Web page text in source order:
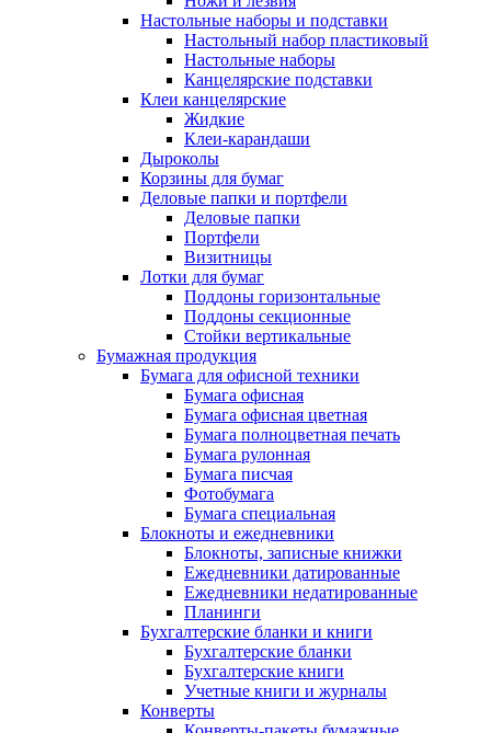
Настольные наборы и подставки
Настольный набор пластиковый
Настольные наборы
Канцелярские подставки
Клеи канцелярские
Жидкие
Клеи-карандаши
Дыроколы
Корзины для бумаг
Деловые папки и портфели
Деловые папки
Портфели
Визитницы
Лотки для бумаг
Поддоны горизонтальные
Поддоны секционные
Стойки вертикальные
Бумажная продукция
Бумага для офисной техники
Бумага офисная
Бумага офисная цветная
Бумага полноцветная печать
Бумага рулонная
Бумага писчая
Фотобумага
Бумага специальная
Блокноты и ежедневники
Блокноты, записные книжки
Ежедневники датированные
Ежедневники недатированные
Планинги
Бухгалтерские бланки и книги
Бухгалтерские бланки
Бухгалтерские книги
Учетные книги и журналы
Конверты